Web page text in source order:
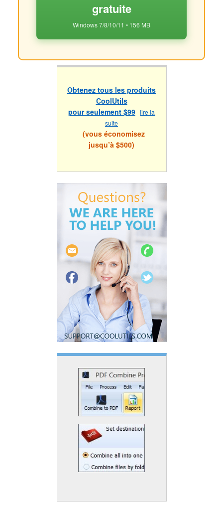
gratuite
Windows 7/8/10/11 • 156 MB
Obtenez tous les produits
CoolUtils
pour seulement $99 lire la
suite
(vous économisez
jusqu’à $500)